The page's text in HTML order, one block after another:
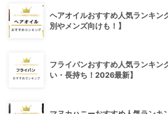
ヘアオイルおすすめ人気ランキン
別やメンズ向けも！】
フライパンおすすめ人気ランキン
い・長持ち！2026最新】